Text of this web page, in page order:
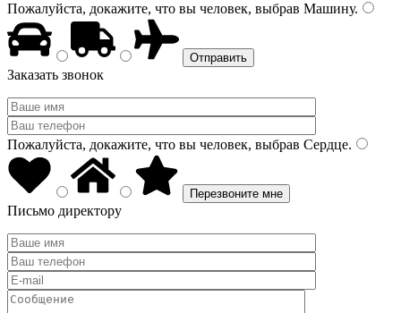
Пожалуйста, докажите, что вы человек, выбрав Машину.
Заказать звонок
Пожалуйста, докажите, что вы человек, выбрав Сердце.
Письмо директору